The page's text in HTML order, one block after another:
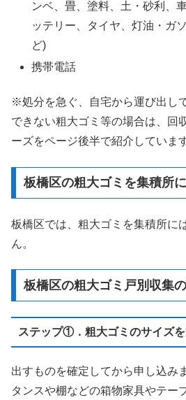
ンベ、畳、塗料、土・砂利、
ッテリー、タイヤ、灯油・ガ
ど)
携帯電話
※処分を急ぐ、自宅から運び出し
できない粗大ゴミ等の場合は、回
ーズをページ後半で紹介しています
板橋区の粗大ゴミを集積所
板橋区では、粗大ゴミを集積所に
ん。
板橋区の粗大ゴミ戸別収集
ステップ①．粗大ゴミのサイズ
出すものを確定してから申し込み
タンスや棚などの箱物家具やテー